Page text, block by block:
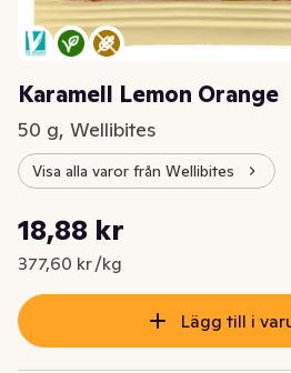
Karamell Lemon Orange
50 g, Wellibites
Visa alla varor från Wellibites
Nuvarande pris är: 18,88 kr
18,88 kr
377,60 kr /kg
Styckpris: 377,60 kr /kg
Lägg till i